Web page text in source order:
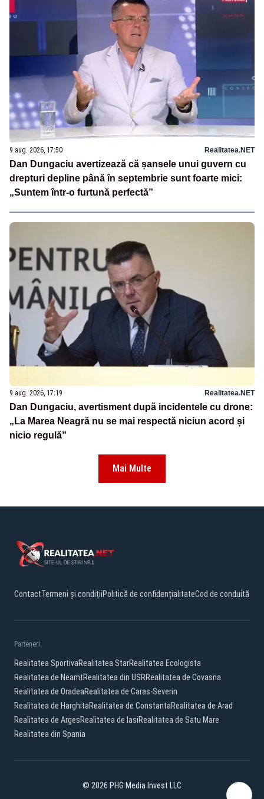
9 aug. 2026, 17:50 Realitatea.NET
Dan Dungaciu avertizează că șansele unui guvern cu
drepturi depline până în septembrie sunt foarte mici:
„Suntem într-o furtună perfectă”
9 aug. 2026, 17:19 Realitatea.NET
Dan Dungaciu, avertisment după incidentele cu drone:
„La Marea Neagră nu se mai respectă niciun acord și
nicio regulă”
Mai Multe
ContactTermeni și condițiiPolitică de confidențialitateCod de conduită
Parteneri:
Realitatea SportivaRealitatea StarRealitatea Ecologista
Realitatea de NeamtRealitatea din USRRealitatea de Covasna
Realitatea de OradeaRealitatea de Caras-Severin
Realitatea de HarghitaRealitatea de ConstantaRealitatea de Arad
Realitatea de ArgesRealitatea de IasiRealitatea de Satu Mare
Realitatea din Spania
© 2026 PHG Media Invest LLC